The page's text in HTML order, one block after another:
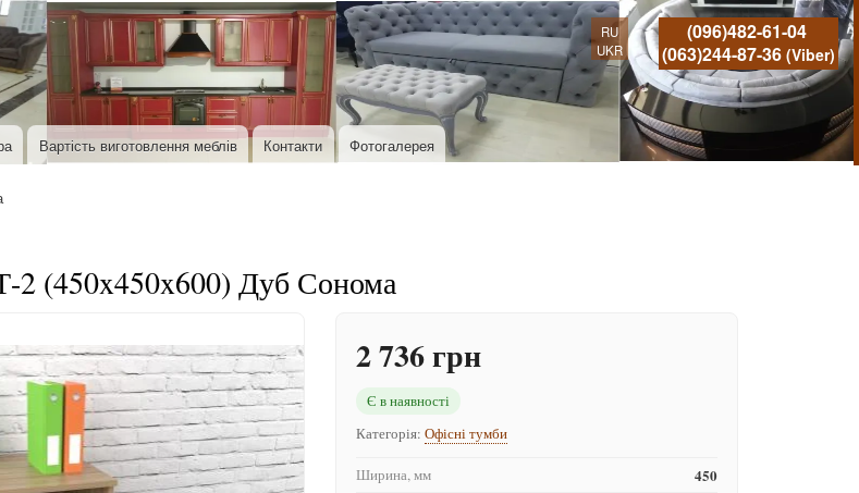
Перейти до основного вмісту
(096)482-61-04
(063)244-87-36 (Viber)
RU
UKR
Вартість виготовлення меблів Контакти Фотогалерея
2 (450x450x600) Дуб Сонома
2 736 грн
Є в наявності
Категорія:Офісні тумби
Ширина, мм 450